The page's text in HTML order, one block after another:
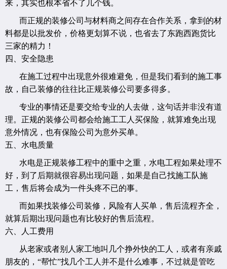
来，其实也根本省不了几个钱。
而正规的装修公司与材料商之间存在合作关系，拿到的材
料都是以批发价，价格更划算不说，也省去了东跑西跑货比
三家的精力！
四、安全隐患
在施工过程中出现意外很难避免，但是我们看到的施工事
故，自己装修的往往比正规装修公司要多得多。
专业的事情还是要交给专业的人去做，这句话并非没有道
理。正规的装修公司都会给施工工人买保险，就算难免出现
意外情况，也有保险公司为意外买单。
五、水电质量
水电是正规装修工程中的重中之重，水电工程如果处理不
好，到了后期就很容易出现问题，如果是自己找施工队施
工，售后将会成为一件头疼不已的事。
而如果找装修公司装修，风险有人买单，售后流程齐全，
就算后期出现问题也有比较好的售后流程。
六、人工费用
从老家或者别人家工地叫几个挣外快的工人，或者有亲戚
朋友的，“帮忙”找几个工人并不是什么难事，不过就是管吃